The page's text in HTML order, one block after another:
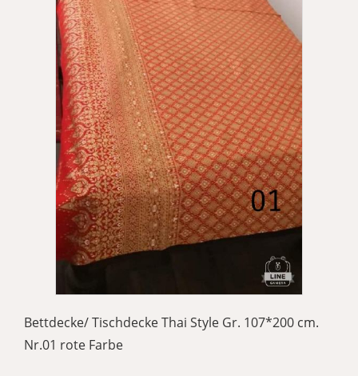
Bettdecke/ Tischdecke Thai Style Gr. 107*200 cm.
Nr.01 rote Farbe